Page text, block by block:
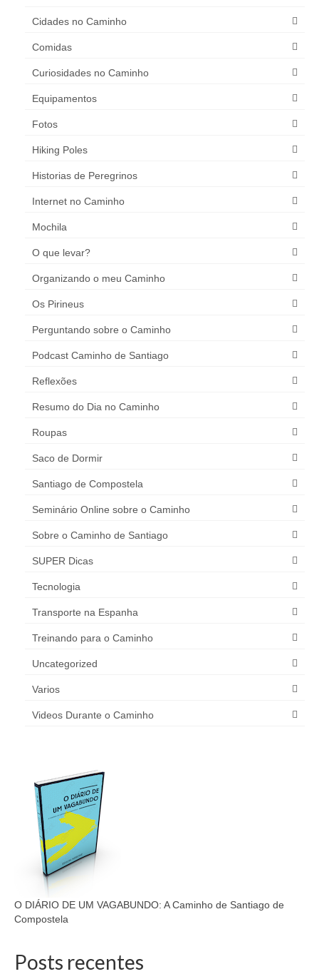
Cidades no Caminho
Comidas
Curiosidades no Caminho
Equipamentos
Fotos
Hiking Poles
Historias de Peregrinos
Internet no Caminho
Mochila
O que levar?
Organizando o meu Caminho
Os Pirineus
Perguntando sobre o Caminho
Podcast Caminho de Santiago
Reflexões
Resumo do Dia no Caminho
Roupas
Saco de Dormir
Santiago de Compostela
Seminário Online sobre o Caminho
Sobre o Caminho de Santiago
SUPER Dicas
Tecnologia
Transporte na Espanha
Treinando para o Caminho
Uncategorized
Varios
Videos Durante o Caminho
O DIÁRIO DE UM VAGABUNDO: A Caminho de Santiago de
Compostela
Posts recentes